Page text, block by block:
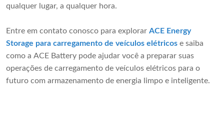
qualquer lugar, a qualquer hora.
Entre em contato conosco para explorar ACE Energy
Storage para carregamento de veículos elétricos e saiba
como a ACE Battery pode ajudar você a preparar suas
operações de carregamento de veículos elétricos para o
futuro com armazenamento de energia limpo e inteligente.